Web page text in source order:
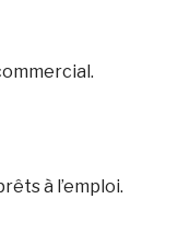
à l’emploi.